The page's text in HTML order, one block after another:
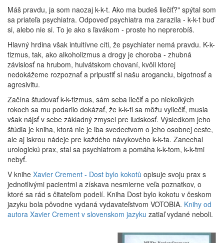
Máš pravdu, ja som naozaj k-k-t. Ako ma budeš liečiť?" spýtal som
sa priateľa psychiatra. Odpoveď psychiatra ma zarazila - k-k-t buď
si, alebo nie si. To je ako s ľavákom - proste ho neprerobíš.
Hlavný hrdina však intuitívne cíti, že psychiater nemá pravdu. K-k-
tizmus, tak, ako alkoholizmus a drogy je choroba - zhubná
závislosť na hrubom, hulvátskom chovaní, kvôli ktorej
nedokážeme rozpoznať a pripustiť si našu aroganciu, bigotnosť a
agresivitu.
Začína študovať k-k-tizmus, sám seba liečiť a po niekoľkých
rokoch sa mu podarilo dokázať, že k-k-ti sa môžu vyliečiť, musia
však nájsť v sebe základný zmysel pre ľudskosť. Výsledkom jeho
štúdia je kniha, ktorá nie je iba svedectvom o jeho osobnej ceste,
ale aj iskrou nádeje pre každého návykového k-k-ta. Zanechal
urologickú prax, stal sa psychiatrom a pomáha k-k-tom, k-k-tmi
nebyť.
V knihe Xavier Crement - Dost bylo kokotů opisuje svoju prax s
jednotlivými pacientmi a získava nesmierne veľa poznatkov, o
ktoré sa rád s čitateľom podelí. Kniha Dost bylo kokotu v českom
jazyku bola pôvodne vydaná vydavateľstvom VOTOBIA. Knihy od
autora Xavier Crement v slovenskom jazyku zatiaľ vydané neboli.